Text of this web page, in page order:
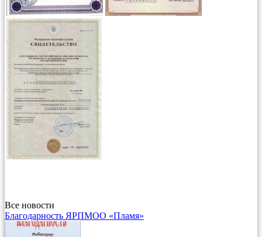
Все новости
Благодарность ЯРПМОО «Пламя»